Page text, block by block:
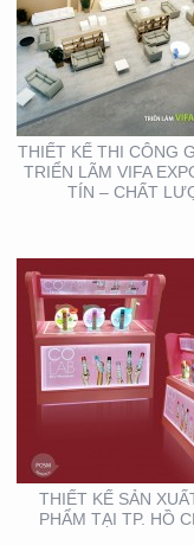
THIẾT KẾ THI CÔNG
TRIỂN LÃM VIFA
TÍN – CHẤT
THIẾT KẾ SẢN
MỸ PHẨM TẠI
CHÍ MINH
THIẾT KẾ SẢN
PHẨM TẠI TP. HỒ
THIẾT KẾ BỘ
DIỆN
MEIRY